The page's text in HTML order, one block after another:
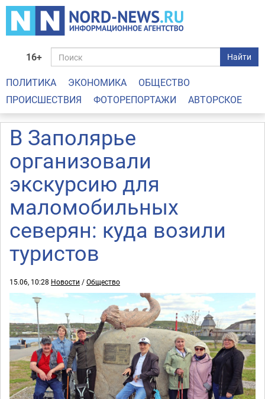
16+ Найти
ПОЛИТИКА ЭКОНОМИКА
ОБЩЕСТВО
ПРОИСШЕСТВИЯ
ФОТОРЕПОРТАЖИ АВТОРСКОЕ
В Заполярье
организовали
экскурсию для
маломобильных
северян: куда возили
туристов
15.06, 10:28 Новости /Общество